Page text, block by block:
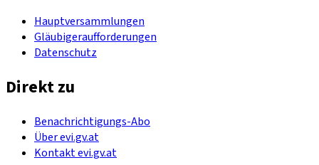
Hauptversammlungen
Gläubigeraufforderungen
Datenschutz
Direkt zu
Benachrichtigungs-Abo
Über evi.gv.at
Kontakt evi.gv.at